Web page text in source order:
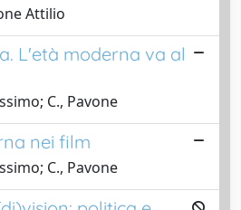
Attilio
L'età moderna va al
C., Pavone
nei film
C., Pavone